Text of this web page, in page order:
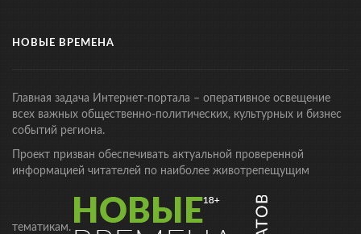
НОВЫЕ ВРЕМЕНА
Главная задача Интернет-портала – оперативное освещение
всех важных общественно-политических, культурных и бизнес
событий региона.
Проект призван обеспечивать актуальной проверенной
информацией читателей по наиболее животрепещущим
тематикам.